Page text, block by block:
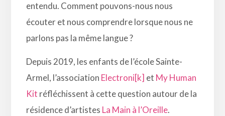
entendu. Comment pouvons-nous nous
écouter et nous comprendre lorsque nous ne
parlons pas la même langue ?
Depuis 2019, les enfants de l’école Sainte-
Armel, l’association Electroni[k] et My Human
Kit réfléchissent à cette question autour de la
résidence d’artistes La Main à l’Oreille.